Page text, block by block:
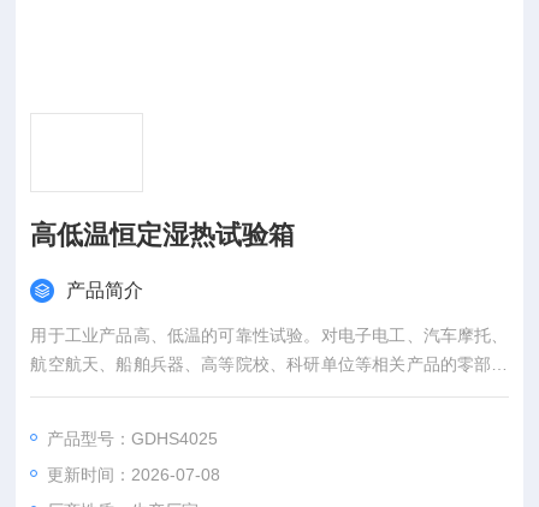
高低温恒定湿热试验箱
产品简介
用于工业产品高、低温的可靠性试验。对电子电工、汽车摩托、
航空航天、船舶兵器、高等院校、科研单位等相关产品的零部件
及材料在高、低温(交变)循环变化的情况下，检验其各项性能指
1.主要部件采用进口件,性能优异,外观美观,可靠性好,是实验室环
境试验设备的理想选择。
产品型号：GDHS4025
更新时间：2026-07-08